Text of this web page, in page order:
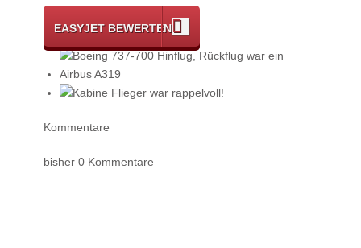
EASYJET BEWERTEN
Kommentare
bisher 0 Kommentare